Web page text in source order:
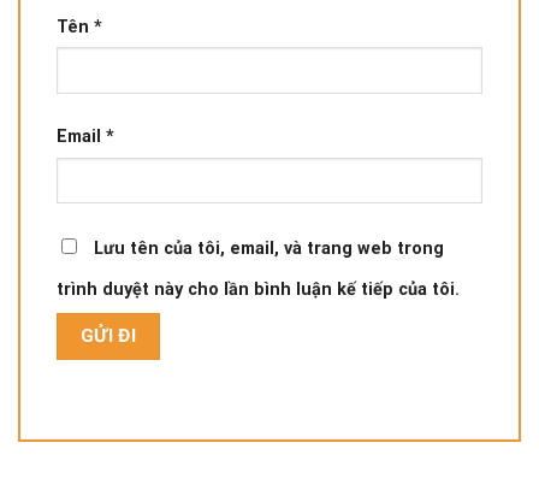
Tên *
Email *
Lưu tên của tôi, email, và trang web trong
trình duyệt này cho lần bình luận kế tiếp của tôi.